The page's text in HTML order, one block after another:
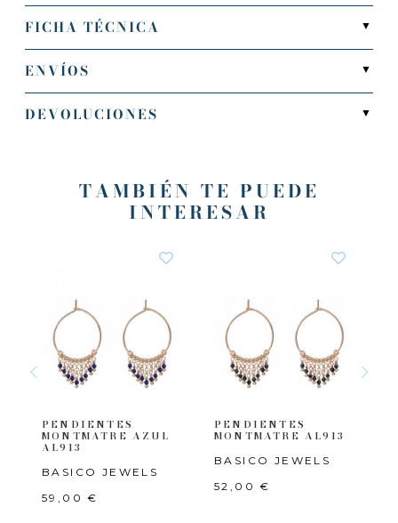
FICHA TÉCNICA ▼
ENVÍOS ▼
DEVOLUCIONES ▼
TAMBIÉN TE PUEDE
INTERESAR
PENDIENTES
MONTMATRE AZUL
AL913
BASICO JEWELS
59,00 €
PENDIENTES
MONTMATRE AL913
BASICO JEWELS
52,00 €